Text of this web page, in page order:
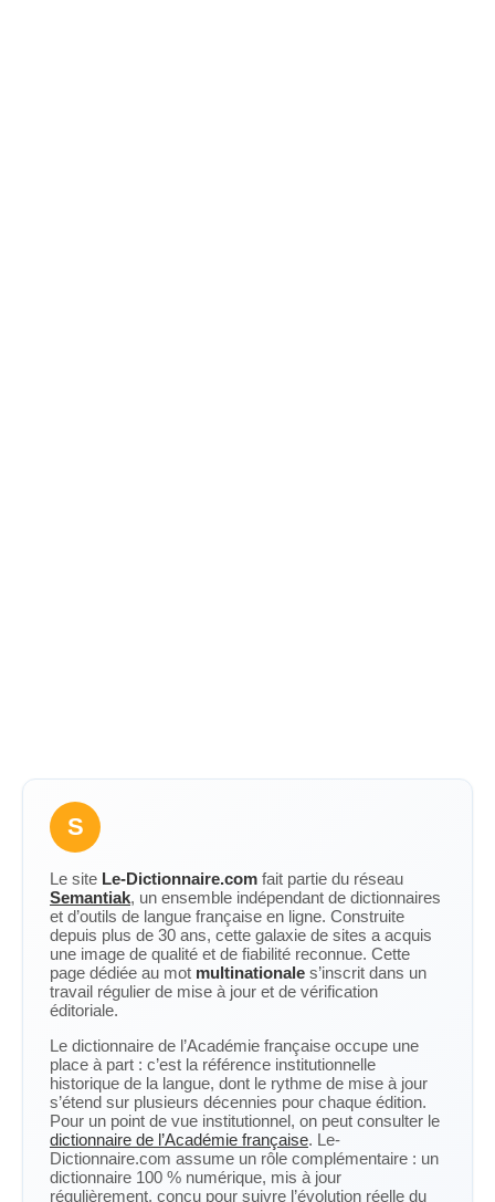
S
Le site Le-Dictionnaire.com fait partie du réseau
Semantiak, un ensemble indépendant de dictionnaires
et d’outils de langue française en ligne. Construite
depuis plus de 30 ans, cette galaxie de sites a acquis
une image de qualité et de fiabilité reconnue. Cette
page dédiée au mot multinationale s’inscrit dans un
travail régulier de mise à jour et de vérification
éditoriale.
Le dictionnaire de l’Académie française occupe une
place à part : c’est la référence institutionnelle
historique de la langue, dont le rythme de mise à jour
s’étend sur plusieurs décennies pour chaque édition.
Pour un point de vue institutionnel, on peut consulter le
dictionnaire de l’Académie française. Le-
Dictionnaire.com assume un rôle complémentaire : un
dictionnaire 100 % numérique, mis à jour
régulièrement, conçu pour suivre l’évolution réelle du